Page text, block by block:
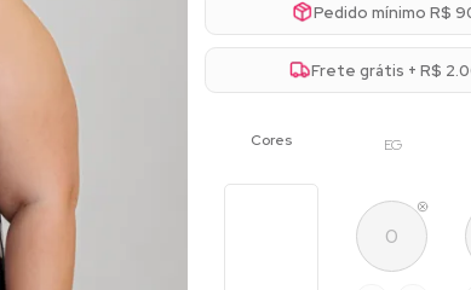
Pedido mínimo R$
Frete grátis + R$
EG